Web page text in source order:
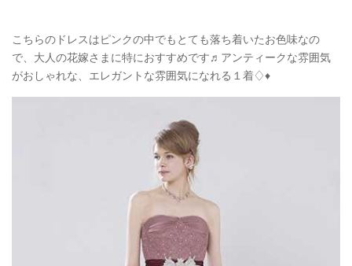
こちらのドレスはピンクの中でもとても落ち着いたお色味なの
で、大人の花嫁さまに特におすすめです♬アンティークな雰囲気
がおしゃれな、エレガントな雰囲気になれる１着♢♦